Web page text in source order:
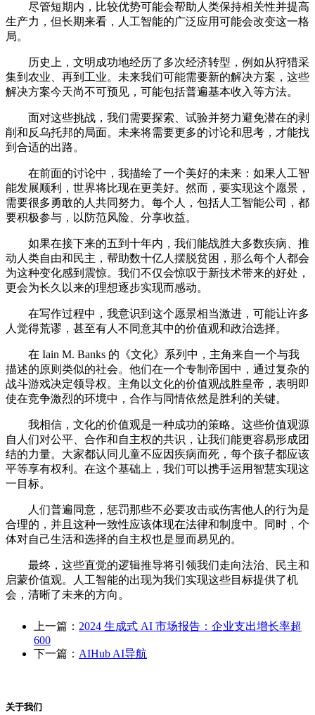
尽管短期内，比较优势可能会帮助人类保持相关性并提高
生产力，但长期来看，人工智能的广泛应用可能会改变这一格
局。
历史上，文明成功地经历了多次经济转型，例如从狩猎采
集到农业、再到工业。未来我们可能需要新的解决方案，这些
解决方案今天尚不可预见，可能包括普遍基本收入等方法。
面对这些挑战，我们需要探索、试验并努力避免潜在的剥
削和反乌托邦的局面。未来将需要更多的讨论和思考，才能找
到合适的出路。
在前面的讨论中，我描绘了一个美好的未来：如果人工智
能发展顺利，世界将比现在更美好。然而，要实现这个愿景，
需要很多勇敢的人共同努力。每个人，包括人工智能公司，都
要积极参与，以防范风险、分享收益。
如果在接下来的五到十年内，我们能战胜大多数疾病、推
动人类自由和民主，帮助数十亿人摆脱贫困，那么每个人都会
为这种变化感到震惊。我们不仅会惊叹于新技术带来的好处，
更会为长久以来的理想逐步实现而感动。
在写作过程中，我意识到这个愿景相当激进，可能让许多
人觉得荒谬，甚至有人不同意其中的价值观和政治选择。
在 Iain M. Banks 的《文化》系列中，主角来自一个与我
描述的原则类似的社会。他们在一个专制帝国中，通过复杂的
战斗游戏决定领导权。主角以文化的价值观战胜皇帝，表明即
使在竞争激烈的环境中，合作与同情依然是胜利的关键。
我相信，文化的价值观是一种成功的策略。这些价值观源
自人们对公平、合作和自主权的共识，让我们能更容易形成团
结的力量。大家都认同儿童不应因疾病而死，每个孩子都应该
平等享有权利。在这个基础上，我们可以携手运用智慧实现这
一目标。
人们普遍同意，惩罚那些不必要攻击或伤害他人的行为是
合理的，并且这种一致性应该体现在法律和制度中。同时，个
体对自己生活和选择的自主权也是显而易见的。
最终，这些直觉的逻辑推导将引领我们走向法治、民主和
启蒙价值观。人工智能的出现为我们实现这些目标提供了机
会，清晰了未来的方向。
上一篇： 2024 生成式 AI 市场报告：企业支出增长率超
600
下一篇： AIHub AI导航
关于我们